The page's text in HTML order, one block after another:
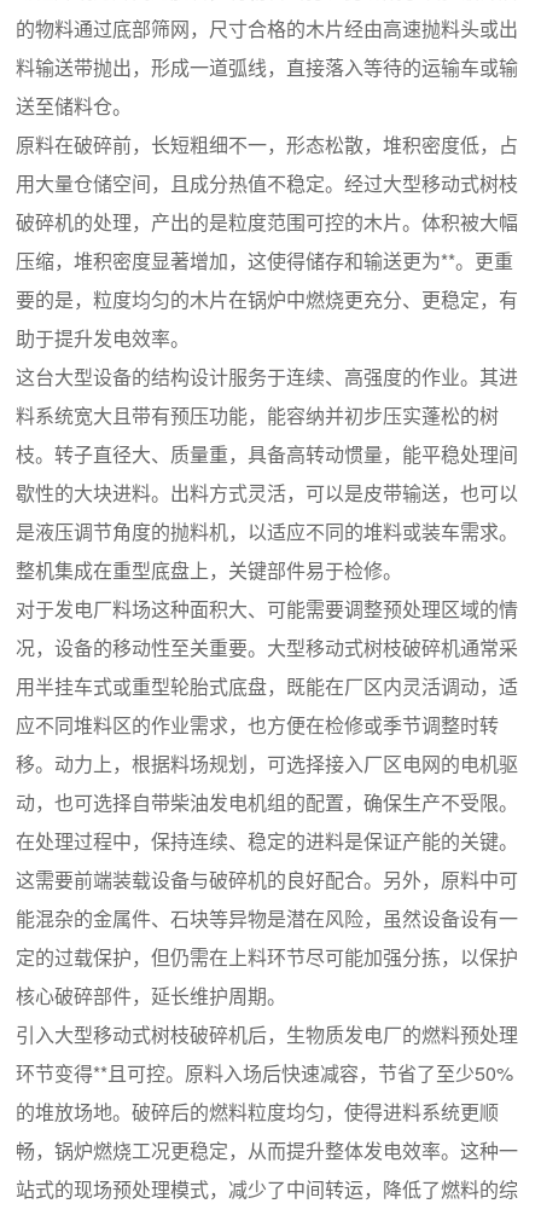
的物料通过底部筛网，尺寸合格的木片经由高速抛料头或出
料输送带抛出，形成一道弧线，直接落入等待的运输车或输
送至储料仓。
原料在破碎前，长短粗细不一，形态松散，堆积密度低，占
用大量仓储空间，且成分热值不稳定。经过大型移动式树枝
破碎机的处理，产出的是粒度范围可控的木片。体积被大幅
压缩，堆积密度显著增加，这使得储存和输送更为**。更重
要的是，粒度均匀的木片在锅炉中燃烧更充分、更稳定，有
助于提升发电效率。
这台大型设备的结构设计服务于连续、高强度的作业。其进
料系统宽大且带有预压功能，能容纳并初步压实蓬松的树
枝。转子直径大、质量重，具备高转动惯量，能平稳处理间
歇性的大块进料。出料方式灵活，可以是皮带输送，也可以
是液压调节角度的抛料机，以适应不同的堆料或装车需求。
整机集成在重型底盘上，关键部件易于检修。
对于发电厂料场这种面积大、可能需要调整预处理区域的情
况，设备的移动性至关重要。大型移动式树枝破碎机通常采
用半挂车式或重型轮胎式底盘，既能在厂区内灵活调动，适
应不同堆料区的作业需求，也方便在检修或季节调整时转
移。动力上，根据料场规划，可选择接入厂区电网的电机驱
动，也可选择自带柴油发电机组的配置，确保生产不受限。
在处理过程中，保持连续、稳定的进料是保证产能的关键。
这需要前端装载设备与破碎机的良好配合。另外，原料中可
能混杂的金属件、石块等异物是潜在风险，虽然设备设有一
定的过载保护，但仍需在上料环节尽可能加强分拣，以保护
核心破碎部件，延长维护周期。
引入大型移动式树枝破碎机后，生物质发电厂的燃料预处理
环节变得**且可控。原料入场后快速减容，节省了至少50%
的堆放场地。破碎后的燃料粒度均匀，使得进料系统更顺
畅，锅炉燃烧工况更稳定，从而提升整体发电效率。这种一
站式的现场预处理模式，减少了中间转运，降低了燃料的综